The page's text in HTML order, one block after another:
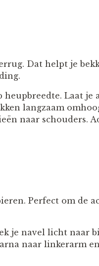
Dat helpt je
heupbreedte. Laat je
langzaam
naar schouders.
Perfect om de
je navel licht naar
naar linkerarm en